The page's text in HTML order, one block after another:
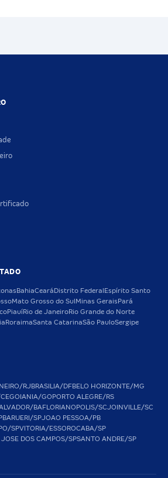
BahiaCeará Distrito Federal Espírito Santo
Mato Grosso do Sul Minas Gerais Pará
PiauíRio de JaneiroRio Grande do Norte
RoraimaSanta CatarinaSão PauloSergipe
RJBRASILIA/DFBELO HORIZONTE/MG
GOIANIA/GOPORTO ALEGRE/RS
BAFLORIANOPOLIS/SCJOINVILLE/SC
BARUERI/SPJOAO PESSOA/PB
SPVITORIA/ESSOROCABA/SP
DOS CAMPOS/SPSANTO ANDRE/SP